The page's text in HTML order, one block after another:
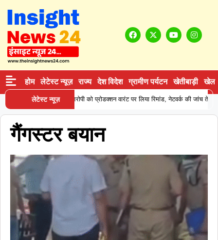
होम लेटेस्ट न्यूज़ राज्य देश विदेश ग्रामीण पर्यटन खेतीबाड़ी खेल
लेटेस्ट न्यूज़
ने कोकीन सप्लाई करने वाले आरोपी को प्रोडक्शन वारंट पर लिया रिमांड, नेटवर्क की जांच तेज
गैंगस्टर बयान